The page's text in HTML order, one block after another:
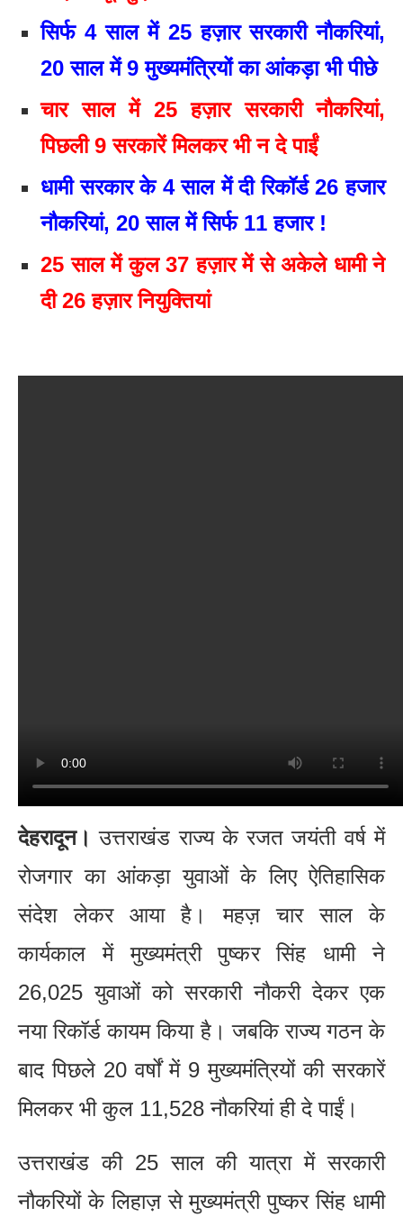
सिर्फ 4 साल में 25 हज़ार सरकारी नौकरियां,
20 साल में 9 मुख्यमंत्रियों का आंकड़ा भी पीछे
चार साल में 25 हज़ार सरकारी नौकरियां,
पिछली 9 सरकारें मिलकर भी न दे पाईं
धामी सरकार के 4 साल में दी रिकॉर्ड 26 हजार
नौकरियां, 20 साल में सिर्फ 11 हजार !
25 साल में कुल 37 हज़ार में से अकेले धामी ने
दी 26 हज़ार नियुक्तियां
देहरादून। उत्तराखंड राज्य के रजत जयंती वर्ष में
रोजगार का आंकड़ा युवाओं के लिए ऐतिहासिक
संदेश लेकर आया है। महज़ चार साल के
कार्यकाल में मुख्यमंत्री पुष्कर सिंह धामी ने
26,025 युवाओं को सरकारी नौकरी देकर एक
नया रिकॉर्ड कायम किया है। जबकि राज्य गठन के
बाद पिछले 20 वर्षों में 9 मुख्यमंत्रियों की सरकारें
मिलकर भी कुल 11,528 नौकरियां ही दे पाईं।
उत्तराखंड की 25 साल की यात्रा में सरकारी
नौकरियों के लिहाज़ से मुख्यमंत्री पुष्कर सिंह धामी